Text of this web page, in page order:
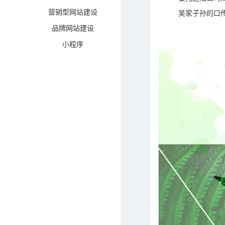
营销型网站建设
品牌网站建设
小程序
吴家子孙的口